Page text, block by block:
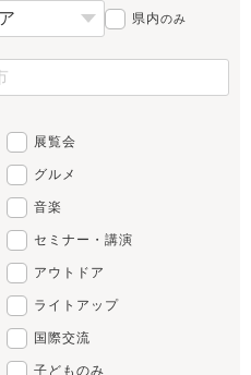
県内のみ
展覧会
グルメ
音楽
セミナー・講演
アウトドア
ライトアップ
国際交流
子どものみ